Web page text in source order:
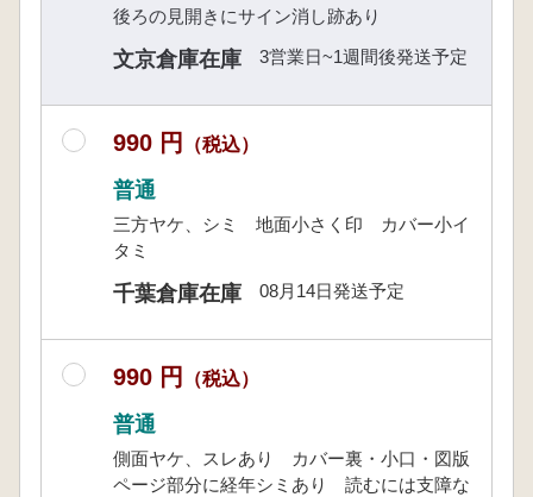
後ろの見開きにサイン消し跡あり
文京倉庫在庫 3営業日~1週間後発送予定
990 円 （税込）
普通
三方ヤケ、シミ 地面小さく印 カバー小イ
タミ
千葉倉庫在庫 08月14日発送予定
990 円 （税込）
普通
側面ヤケ、スレあり カバー裏・小口・図版
ページ部分に経年シミあり 読むには支障な